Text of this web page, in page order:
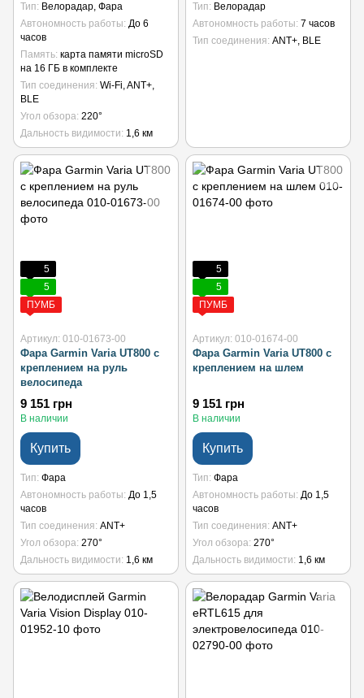
Тип
Велорадар, Фара
Автономность работы До 6
часов
Память карта памяти microSD
на 16 ГБ в комплекте
Тип соединения Wi-Fi, ANT+,
BLE
Угол обзора 220°
Дальность видимости 1,6 км
Тип
Велорадар
Автономность работы 7 часов
Тип соединения ANT+, BLE
5
5
ПУМБ
Артикул: 010-01673-00
Фара Garmin Varia UT800 с
креплением на руль
велосипеда
9 151 грн
В наличии
Купить
Тип Фара
Автономность работы До 1,5
часов
Тип соединения ANT+
Угол обзора 270°
Дальность видимости 1,6 км
5
5
ПУМБ
Артикул: 010-01674-00
Фара Garmin Varia UT800 с
креплением на шлем
9 151 грн
В наличии
Купить
Тип Фара
Автономность работы До 1,5
часов
Тип соединения ANT+
Угол обзора 270°
Дальность видимости 1,6 км